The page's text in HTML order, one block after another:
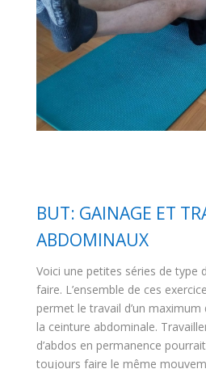
BUT: GAINAGE ET
ABDOMINAUX
Voici une petites séries de type
faire. L’ensemble de ces
permet le travail d’un
la ceinture abdominale.
d’abdos en permanence
toujours faire le même